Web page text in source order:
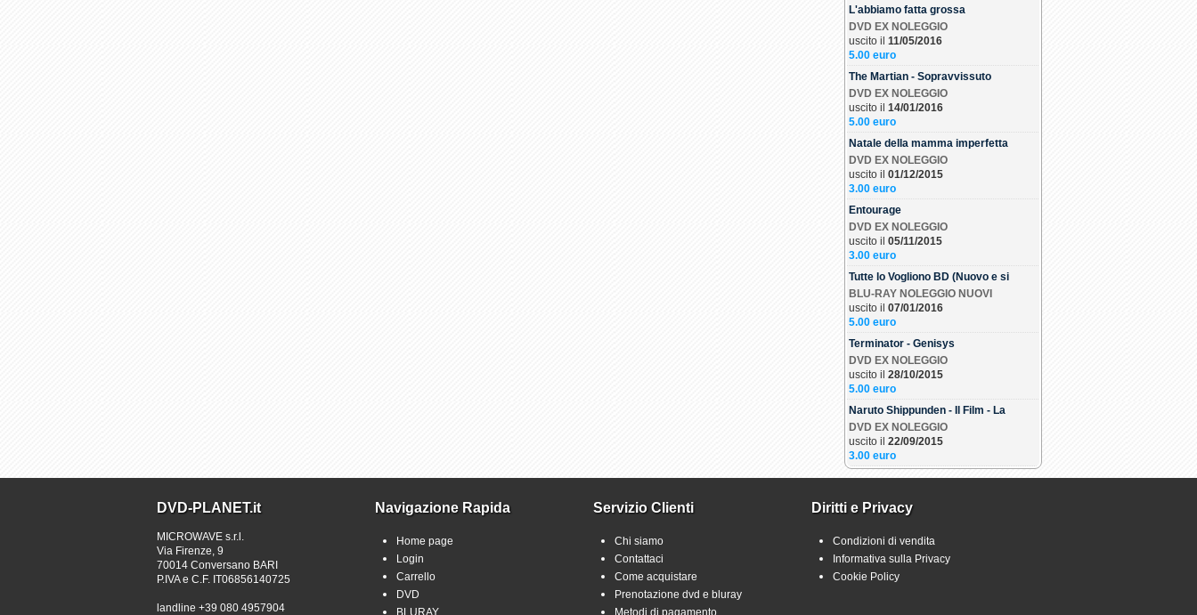
L'abbiamo fatta grossa
DVD EX NOLEGGIO
uscito il 11/05/2016
5.00 euro
The Martian - Sopravvissuto
DVD EX NOLEGGIO
uscito il 14/01/2016
5.00 euro
Natale della mamma imperfetta
DVD EX NOLEGGIO
uscito il 01/12/2015
3.00 euro
Entourage
DVD EX NOLEGGIO
uscito il 05/11/2015
3.00 euro
Tutte lo Vogliono BD (Nuovo e si
BLU-RAY NOLEGGIO NUOVI
uscito il 07/01/2016
5.00 euro
Terminator - Genisys
DVD EX NOLEGGIO
uscito il 28/10/2015
5.00 euro
Naruto Shippunden - Il Film - La
DVD EX NOLEGGIO
uscito il 22/09/2015
3.00 euro
DVD-PLANET.it
MICROWAVE s.r.l.
Via Firenze, 9
70014 Conversano BARI
P.IVA e C.F. IT06856140725
landline +39 080 4957904
Navigazione Rapida
Home page
Login
Carrello
DVD
BLURAY
Servizio Clienti
Chi siamo
Contattaci
Come acquistare
Prenotazione dvd e bluray
Metodi di pagamento
Diritti e Privacy
Condizioni di vendita
Informativa sulla Privacy
Cookie Policy